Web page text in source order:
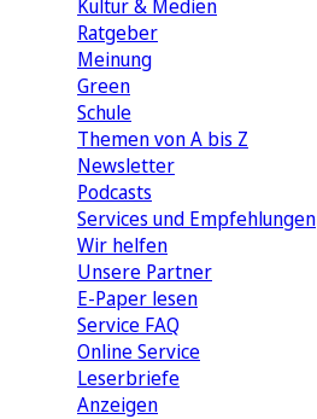
Kultur & Medien
Ratgeber
Meinung
Green
Schule
Themen von A bis Z
Newsletter
Podcasts
Services und Empfehlungen
Wir helfen
Unsere Partner
E-Paper lesen
Service FAQ
Online Service
Leserbriefe
Anzeigen